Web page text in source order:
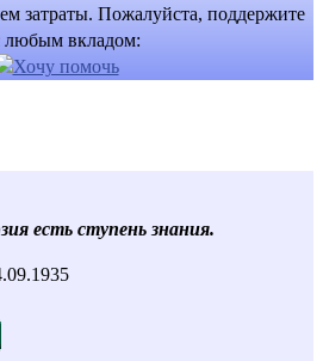
затраты. Пожалуйста, поддержите
любым вкладом:
есть ступень знания.